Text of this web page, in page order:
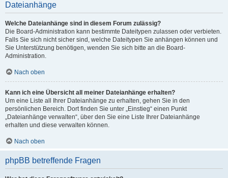
Dateianhänge
Welche Dateianhänge sind in diesem Forum zulässig?
Die Board-Administration kann bestimmte Dateitypen zulassen oder verbieten.
Falls Sie sich nicht sicher sind, welche Dateitypen Sie anhängen können und
Sie Unterstützung benötigen, wenden Sie sich bitte an die Board-
Administration.
Nach oben
Kann ich eine Übersicht all meiner Dateianhänge erhalten?
Um eine Liste all Ihrer Dateianhänge zu erhalten, gehen Sie in den
persönlichen Bereich. Dort finden Sie unter „Einstieg“ einen Punkt
„Dateianhänge verwalten“, über den Sie eine Liste Ihrer Dateianhänge
erhalten und diese verwalten können.
Nach oben
phpBB betreffende Fragen